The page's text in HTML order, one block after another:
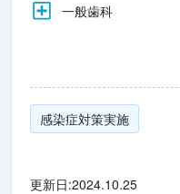
一般歯科
感染症対策実施
更新日:2024.10.25